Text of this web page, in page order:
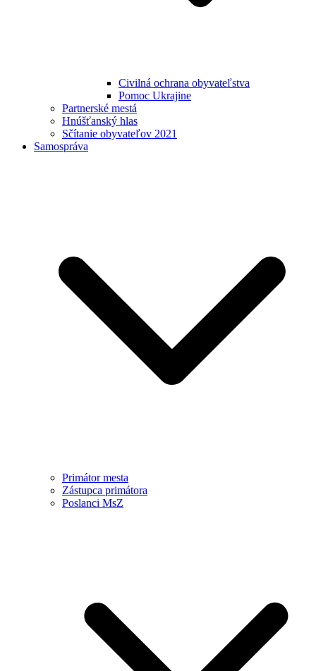
Civilná ochrana obyvateľstva
Pomoc Ukrajine
Partnerské mestá
Hnúšťanský hlas
Sčítanie obyvateľov 2021
Samospráva
Primátor mesta
Zástupca primátora
Poslanci MsZ